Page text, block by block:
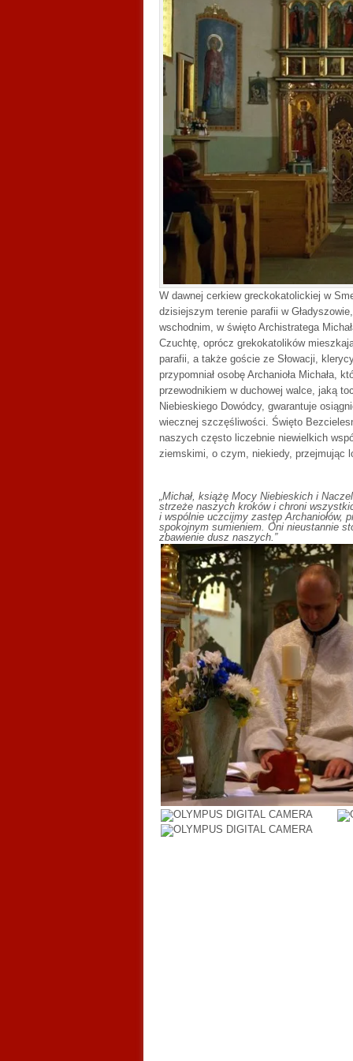
W dawnej cerkiew greckokatolickiej w
dzisiejszym terenie parafii w
wschodnim, w święto Archistratega
Czuchtę, oprócz grekokatolików
parafii, a także goście ze Słowacji,
przypomniał osobę Archanioła Michała,
przewodnikiem w duchowej walce, jaką
Niebieskiego Dowódcy, gwarantuje
wiecznej szczęśliwości. Święto
naszych często liczebnie niewielkich
ziemskimi, o czym, niekiedy, przejmując
„Michał, książę Mocy Niebieskich i
strzeże naszych kroków i chroni
i wspólnie uczcijmy zastęp Archaniołów,
spokojnym sumieniem. Oni nieustannie
zbawienie dusz naszych.”